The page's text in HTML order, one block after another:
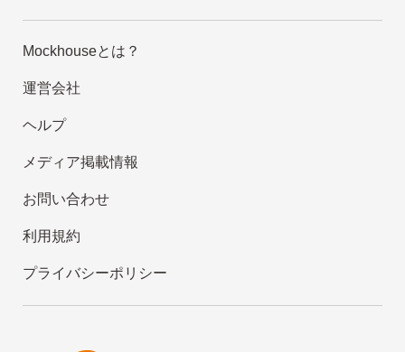
Mockhouseとは？
運営会社
ヘルプ
メディア掲載情報
お問い合わせ
利用規約
プライバシーポリシー